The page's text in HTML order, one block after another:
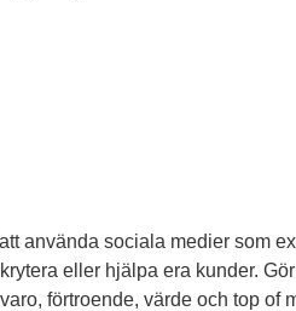
använda sociala medier som
eller hjälpa era kunder.
förtroende, värde och top